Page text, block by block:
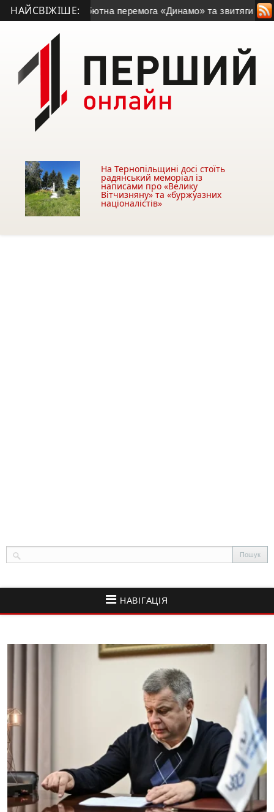
НАЙСВІЖІШЕ:
дебютна перемога «Динамо» та звитяги лідерів •
На Тернопільщині досі стоїть
радянський меморіал із
написами про «Велику
Вітчизняну» та «буржуазних
націоналістів»
НАВІГАЦІЯ